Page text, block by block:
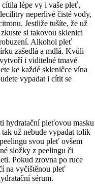
cítila lépe vy i vaše pleť,
neperlivé čisté vody,
Jestliže tušíte, že už
si takovou sklenici
Alkohol pleť
zašedlá a mdlá. Kvůli
i viditelné tmavé
ke každé skleničce vína
vypadat i cítit se
hydratační pleťovou masku
už nebude vypadat tolik
svou pleť ovšem
složky z peelingu či
Pokud zrovna po ruce
na vyčištěnou pleť
sérum.